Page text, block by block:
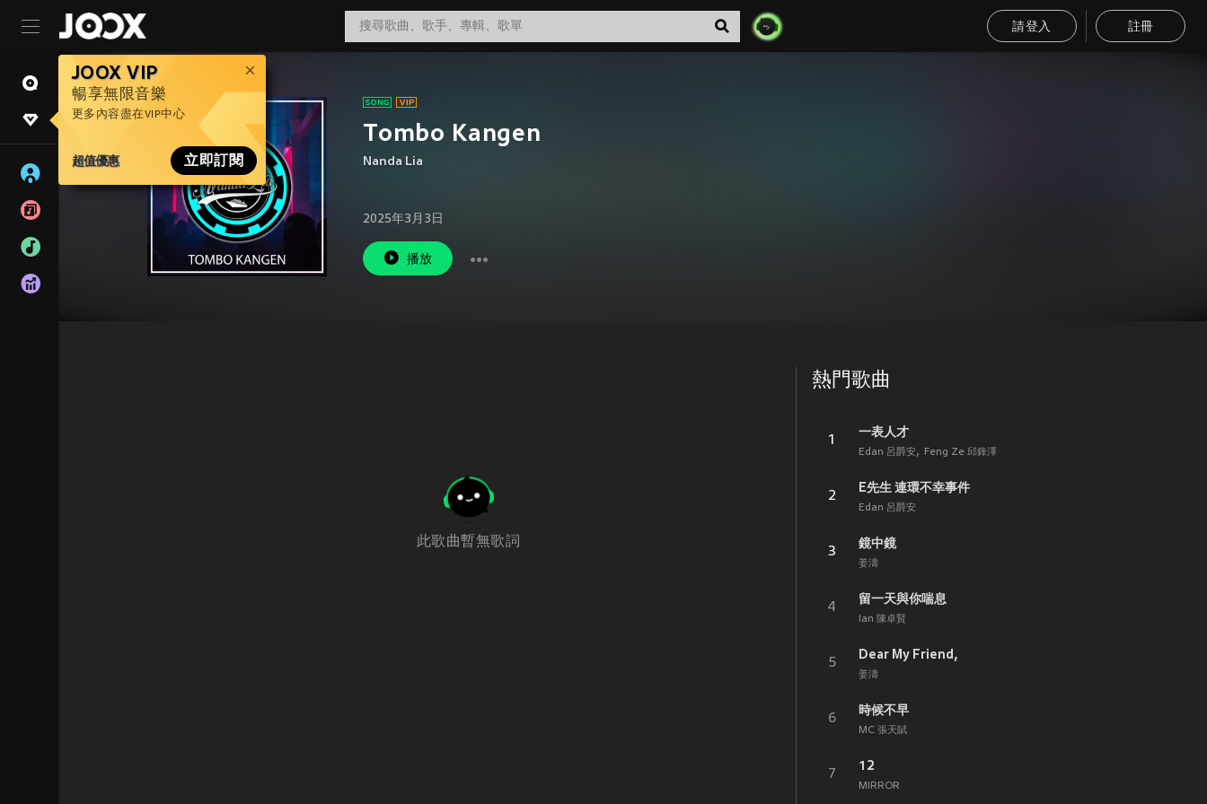
請登入 註冊
JOOX VIP
暢享無限音樂
更多內容盡在VIP中心
超值優惠 立即訂閱
Tombo Kangen
Nanda Lia
2025年3月3日
播放
此歌曲暫無歌詞
熱門歌曲
1
一表人才
Edan 呂爵安 Feng Ze 邱鋒澤
2
E先生 連環不幸事件
Edan 呂爵安
3
鏡中鏡
姜濤
4
留一天與你喘息
Ian 陳卓賢
5
Dear My Friend,
姜濤
6
時候不早
MC 張天賦
7
12
MIRROR